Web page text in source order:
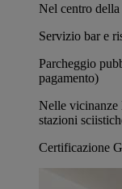
Nel centro
Servizio bar e
Parcheggio
pagamento)
Nelle vicinanze
stazioni
Certificazione